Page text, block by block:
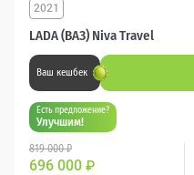
LADA (ВАЗ) Niva Travel
2021
Ваш кешбек
Есть предложение?
Улучшим!
819 000 ₽
696 000 ₽